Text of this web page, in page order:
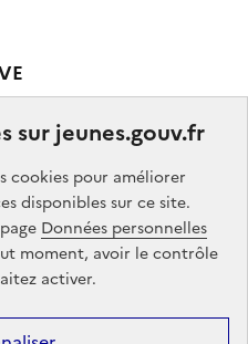
Ministère des sports, de
legifrance.gouv.fr
sur jeunes.gouv.fr
cookies pour améliorer
disponibles sur ce site.
Données personnelles
moment, avoir le contrôle
activer.